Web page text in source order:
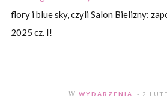
flory i blue sky, czyli Salon Bielizny:
2025 cz. I!
W WYDARZENIA - 2